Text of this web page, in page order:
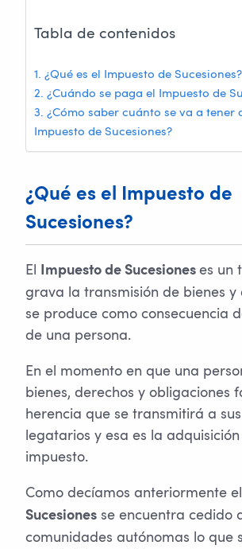
Tabla de contenidos
¿Qué es el Impuesto de Sucesiones?
¿Cuándo se paga el Impuesto de
¿Cómo saber cuánto se va a tener
Impuesto de Sucesiones?
¿Qué es el Impuesto de
Sucesiones?
El Impuesto de Sucesiones es un
grava la transmisión de bienes y
se produce como consecuencia
de una persona.
En el momento en que una
bienes, derechos y obligaciones
herencia que se transmitirá a
legatarios y esa es la
impuesto.
Como decíamos anteriormente el
Sucesiones se encuentra cedido
comunidades autónomas lo que